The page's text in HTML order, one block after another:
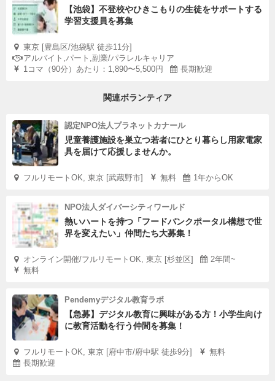
【池袋】不登校やひきこもりの生徒をサポートする
学習支援員を募集
東京 [豊島区/池袋駅 徒歩11分]
アルバイト,パート,副業/パラレルキャリア
1コマ（90分）あたり：1,890〜5,500円
長期歓迎
関連ボランティア
認定NPO法人プラネットカナール
児童養護施設を巣立つ若者にひとり暮らし用家電家
具を届けて応援しませんか。
フルリモートOK, 東京 [武蔵野市] 無料 1年からOK
NPO法人ダイバーシティワールド
熱いハートを持つ「フードバンクポータル構想で世
界を変えたい」仲間たち大募集！
オンライン開催/フルリモートOK, 東京 [杉並区]
2年間~
無料
Pendemyデジタル教育ラボ
【急募】デジタル教育に興味がある方！小学生向け
に教育活動を行う仲間を募集！
フルリモートOK, 東京 [府中市/府中駅 徒歩9分]
無料
長期歓迎